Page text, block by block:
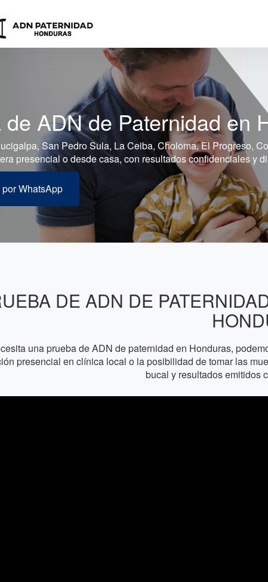
de ADN de Paternidad en
San Pedro Sula, La Ceiba, Choloma, El Progreso,
presencial o desde casa, con resultados confidenciales y
WhatsApp
DE ADN DE
una prueba de ADN de paternidad en Honduras,
presencial en clínica local o la posibilidad de tomar las
bucal y resultados emitidos